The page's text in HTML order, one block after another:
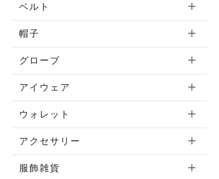
ベルト
帽子
グローブ
アイウェア
ウォレット
アクセサリー
服飾雑貨